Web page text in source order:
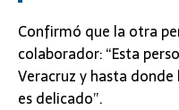
Confirmó que la otra
colaborador: “Esta
Veracruz y hasta
es delicado”.